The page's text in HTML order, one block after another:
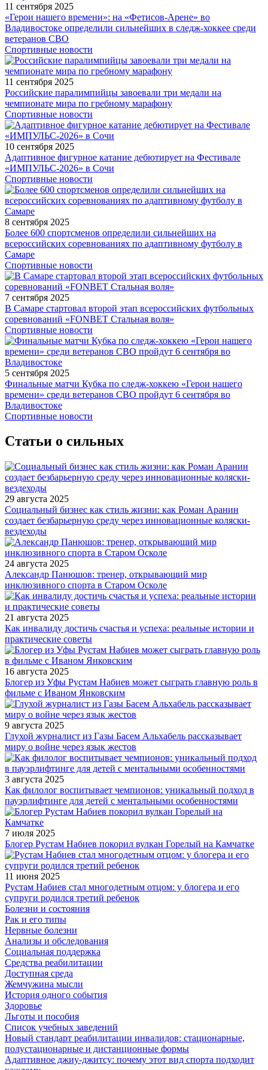
11 сентября 2025
«Герои нашего времени»: на «Фетисов-Арене» во
Владивостоке определили сильнейших в следж-хоккее среди
ветеранов СВО
Спортивные новости
11 сентября 2025
Российские паралимпийцы завоевали три медали на
чемпионате мира по гребному марафону
Спортивные новости
10 сентября 2025
Адаптивное фигурное катание дебютирует на Фестивале
«ИМПУЛЬС-2026» в Сочи
Спортивные новости
8 сентября 2025
Более 600 спортсменов определили сильнейших на
всероссийских соревнованиях по адаптивному футболу в
Самаре
Спортивные новости
7 сентября 2025
В Самаре стартовал второй этап всероссийских футбольных
соревнований «FONBET Стальная воля»
Спортивные новости
5 сентября 2025
Финальные матчи Кубка по следж-хоккею «Герои нашего
времени» среди ветеранов СВО пройдут 6 сентября во
Владивостоке
Спортивные новости
Статьи о сильных
29 августа 2025
Социальный бизнес как стиль жизни: как Роман Аранин
создает безбарьерную среду через инновационные коляски-
вездеходы
24 августа 2025
Александр Панюшов: тренер, открывающий мир
инклюзивного спорта в Старом Осколе
21 августа 2025
Как инвалиду достичь счастья и успеха: реальные истории и
практические советы
16 августа 2025
Блогер из Уфы Рустам Набиев может сыграть главную роль в
фильме с Иваном Янковским
9 августа 2025
Глухой журналист из Газы Басем Альхабель рассказывает
миру о войне через язык жестов
3 августа 2025
Как филолог воспитывает чемпионов: уникальный подход в
пауэрлифтинге для детей с ментальными особенностями
7 июля 2025
Блогер Рустам Набиев покорил вулкан Горелый на Камчатке
11 июня 2025
Рустам Набиев стал многодетным отцом: у блогера и его
супруги родился третий ребенок
Болезни и состояния
Рак и его типы
Нервные болезни
Анализы и обследования
Социальная поддержка
Средства реабилитации
Доступная среда
Жемчужина мысли
История одного события
Здоровье
Льготы и пособия
Список учебных заведений
Новый стандарт реабилитации инвалидов: стационарные,
полустационарные и дистанционные формы
Адаптивное джиу-джитсу: почему этот вид спорта подходит